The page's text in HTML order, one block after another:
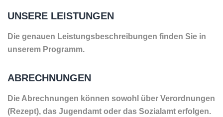
UNSERE LEISTUNGEN
Die genauen Leistungsbeschreibungen finden Sie in
unserem Programm.
ABRECHNUNGEN
Die Abrechnungen können sowohl über Verordnungen
(Rezept), das Jugendamt oder das Sozialamt erfolgen.